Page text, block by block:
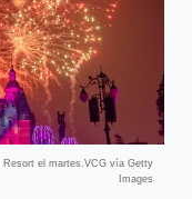
Resort el martes.VCG vía Getty
Images